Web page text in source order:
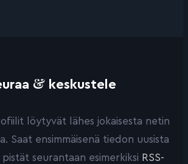
& keskustele
löytyvät lähes jokaisesta netin
Saat ensimmäisenä tiedon uusista
seurantaan esimerkiksi RSS-